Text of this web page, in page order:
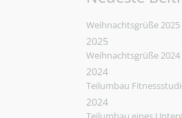
Weihnachtsgrüße 2025
2025
Weihnachtsgrüße 2024
2024
Teilumbau
2024